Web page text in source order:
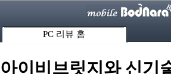
PC 리뷰 홈
아이비브릿지와 신기